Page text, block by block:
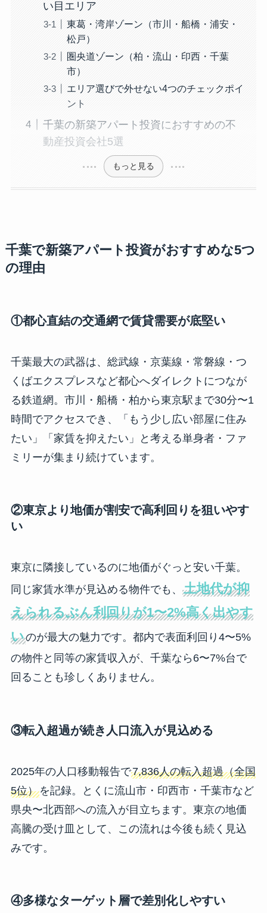
い目エリア
東葛・湾岸ゾーン（市川・船橋・浦安・
松戸）
圏央道ゾーン（柏・流山・印西・千葉
市）
エリア選びで外せない4つのチェックポイ
ント
千葉の新築アパート投資におすすめの不
動産投資会社5選
もっと見る
千葉で新築アパート投資がおすすめな5つ
の理由
①都心直結の交通網で賃貸需要が底堅い
千葉最大の武器は、総武線・京葉線・常磐線・つ
くばエクスプレスなど都心へダイレクトにつなが
る鉄道網。市川・船橋・柏から東京駅まで30分〜1
時間でアクセスでき、「もう少し広い部屋に住み
たい」「家賃を抑えたい」と考える単身者・ファ
ミリーが集まり続けています。
②東京より地価が割安で高利回りを狙いやす
い
東京に隣接しているのに地価がぐっと安い千葉。
同じ家賃水準が見込める物件でも、 土地代が抑
えられるぶん利回りが1〜2%高く出やす
いのが最大の魅力です。都内で表面利回り4〜5%
の物件と同等の家賃収入が、千葉なら6〜7%台で
回ることも珍しくありません。
③転入超過が続き人口流入が見込める
2025年の人口移動報告で7,836人の転入超過（全国
5位）を記録。とくに流山市・印西市・千葉市など
県央〜北西部への流入が目立ちます。東京の地価
高騰の受け皿として、この流れは今後も続く見込
みです。
④多様なターゲット層で差別化しやすい